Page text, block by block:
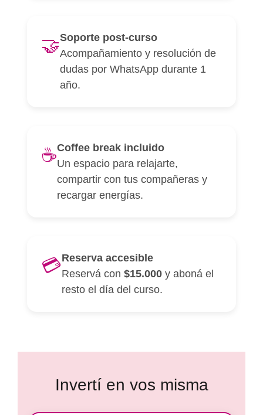
🤝Soporte post-curso
Acompañamiento y resolución de
dudas por WhatsApp durante 1
año.
☕Coffee break incluido
Un espacio para relajarte,
compartir con tus compañeras y
recargar energías.
💳Reserva accesible
Reservá con $15.000 y aboná el
resto el día del curso.
Invertí en vos misma